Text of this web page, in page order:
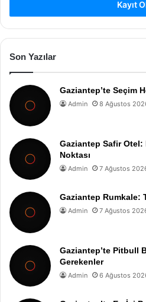
Kayıt
Son Yazılar
Gaziantep’te Seçim
Admin 8 Ağustos
Gaziantep Safir Otel:
Noktası
Admin 7 Ağustos
Gaziantep Rumkale:
Admin 7 Ağustos
Gaziantep’te Pitbull
Gerekenler
Admin 6 Ağustos